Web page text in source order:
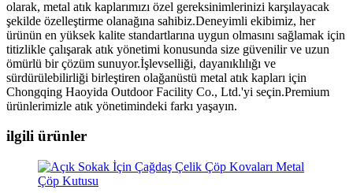
olarak, metal atık kaplarımızı özel gereksinimlerinizi karşılayacak
şekilde özelleştirme olanağına sahibiz.Deneyimli ekibimiz, her
ürünün en yüksek kalite standartlarına uygun olmasını sağlamak için
titizlikle çalışarak atık yönetimi konusunda size güvenilir ve uzun
ömürlü bir çözüm sunuyor.İşlevselliği, dayanıklılığı ve
sürdürülebilirliği birleştiren olağanüstü metal atık kapları için
Chongqing Haoyida Outdoor Facility Co., Ltd.'yi seçin.Premium
ürünlerimizle atık yönetimindeki farkı yaşayın.
ilgili ürünler